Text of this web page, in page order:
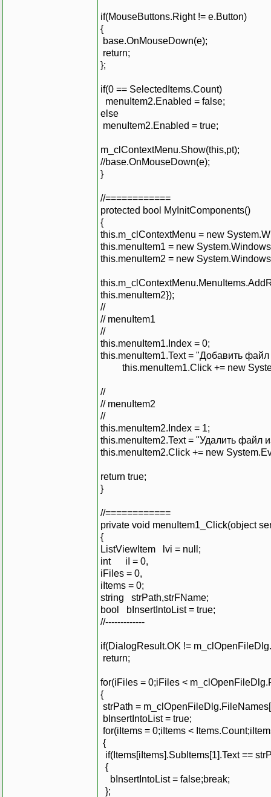
if(MouseButtons.Right != e.Button)
{
base.OnMouseDown(e);
return;
};
if(0 == SelectedItems.Count)
menuItem2.Enabled = false;
else
menuItem2.Enabled = true;
m_clContextMenu.Show(this,pt);
//base.OnMouseDown(e);
}
//============
protected bool MyInitComponents()
{
this.m_clContextMenu = new
this.menuItem1 = new
this.menuItem2 = new
this.menuItem2});
//
// menuItem1
//
this.menuItem1.Index = 0;
this.menuItem1.Text = "Добавить файл
this.menuItem1.Click += new
//
// menuItem2
//
this.menuItem2.Index = 1;
this.menuItem2.Text = "Удалить файл
this.menuItem2.Click += new
return true;
}
//============
private void menuItem1_Click(object
{
ListViewItem lvi = null;
int iI = 0,
iFiles = 0,
iItems = 0;
string strPath,strFName;
bool bInsertIntoList = true;
//-------------
if(DialogResult.OK !=
return;
for(iFiles = 0;iFiles <
{
strPath =
bInsertIntoList = true;
for(iItems = 0;iItems <
{
if(Items[iItems].SubItems[1].Text ==
{
bInsertIntoList = false;break;
};